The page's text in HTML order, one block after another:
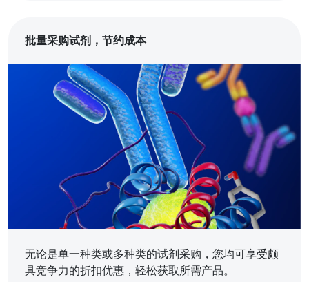
批量采购试剂，节约成本
无论是单一种类或多种类的试剂采购，您均可享受颇
具竞争力的折扣优惠，轻松获取所需产品。